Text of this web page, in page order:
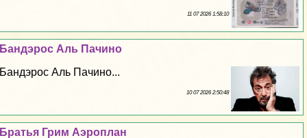
11 07 2026 1:58:10
Бандэрос Аль Пачино
Бандэрос Аль Пачино...
10 07 2026 2:50:48
Братья Грим Аэроплан